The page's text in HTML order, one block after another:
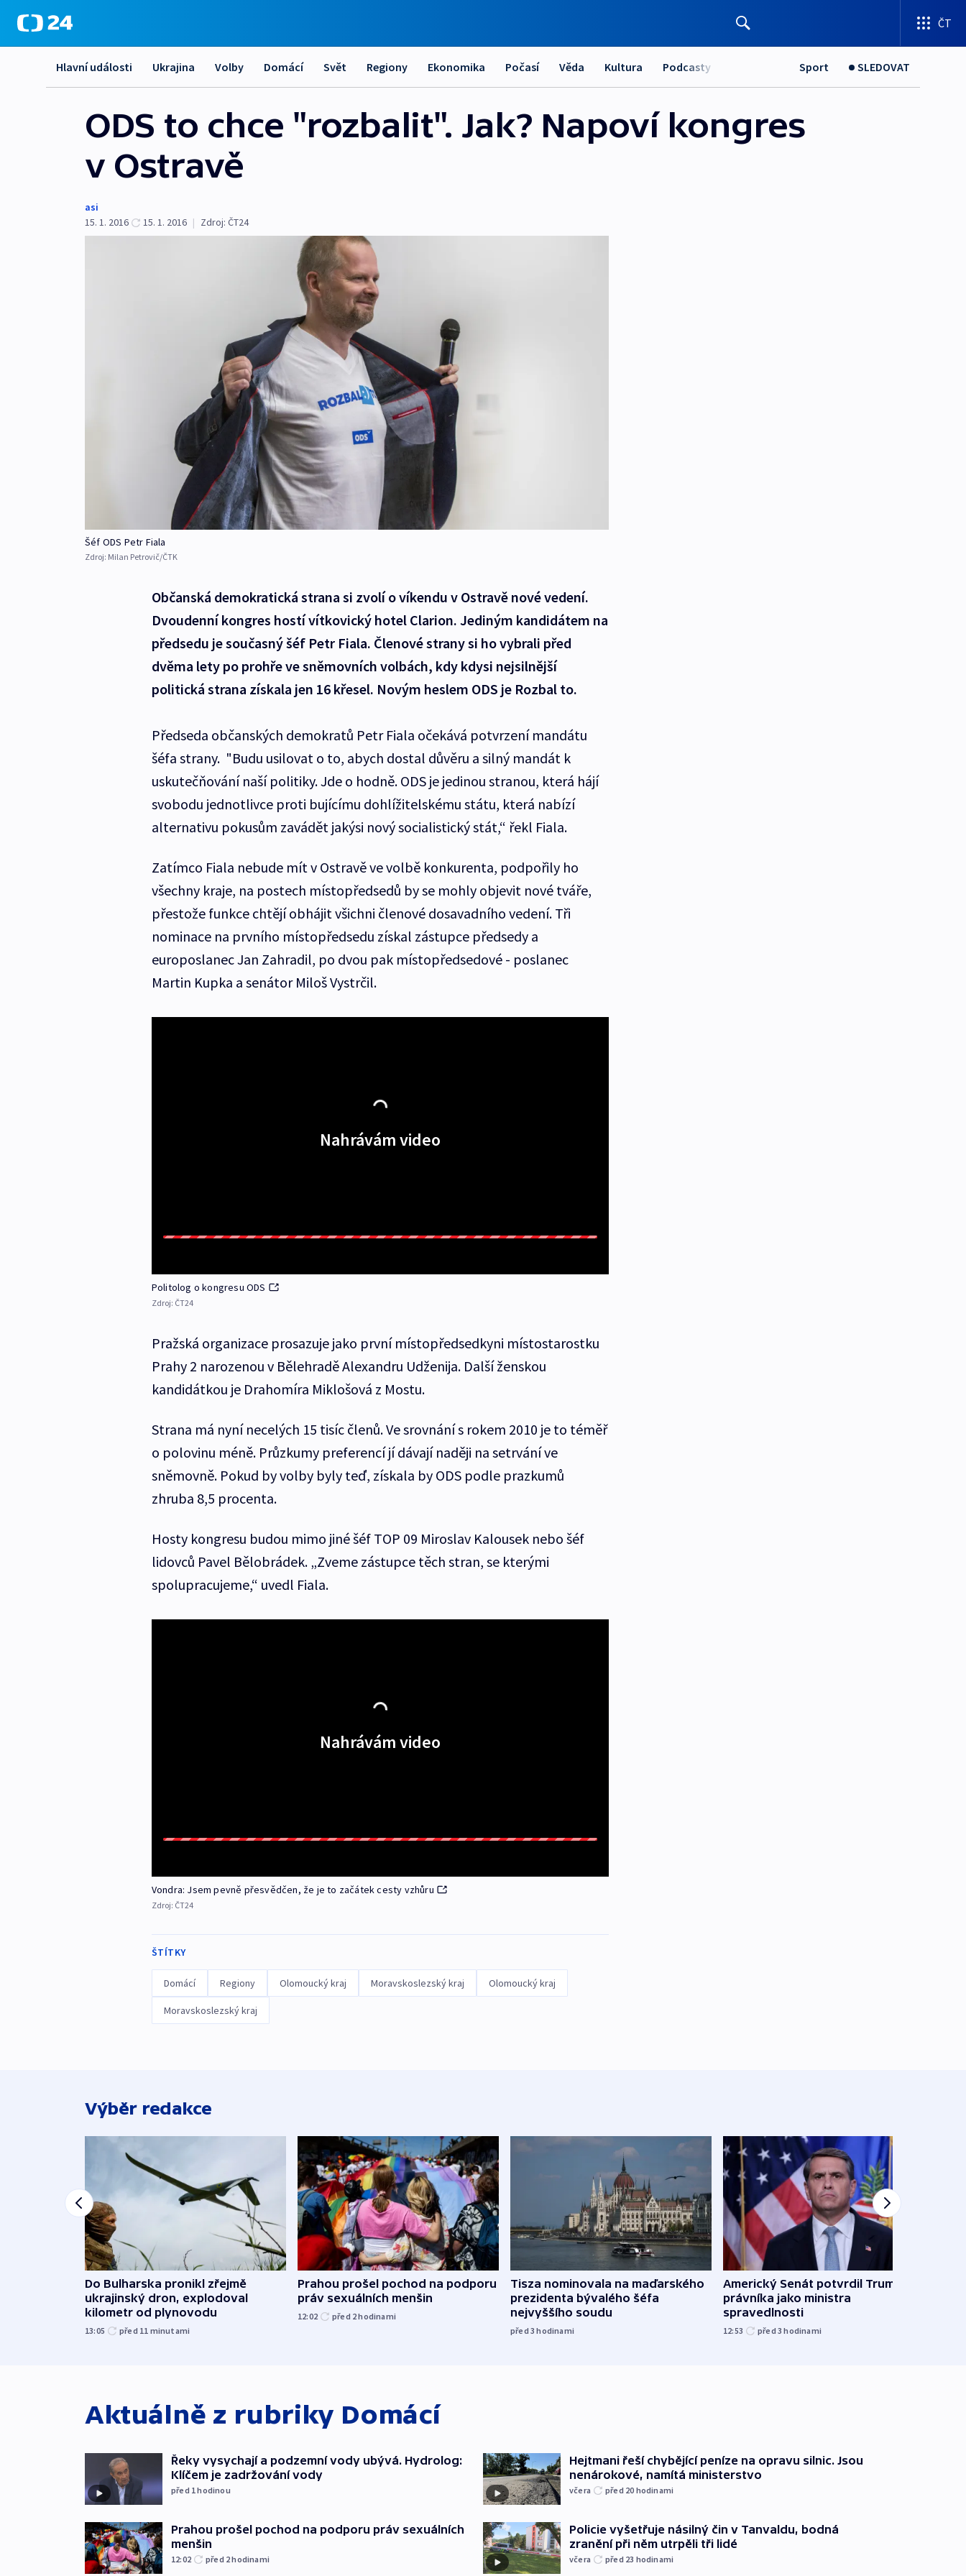
ČT
Hlavní události Ukrajina Volby Domácí Svět Regiony Ekonomika Počasí Věda Kultura Podcasty Sport SLEDOVAT
ODS to chce "rozbalit". Jak? Napoví kongres
v Ostravě
asi
15. 1. 2016
15. 1. 2016 | Zdroj: ČT24
Šéf ODS Petr Fiala
Zdroj: Milan Petrovič/ČTK
Občanská demokratická strana si zvolí o víkendu v Ostravě nové vedení.
Dvoudenní kongres hostí vítkovický hotel Clarion. Jediným kandidátem na
předsedu je současný šéf Petr Fiala. Členové strany si ho vybrali před
dvěma lety po prohře ve sněmovních volbách, kdy kdysi nejsilnější
politická strana získala jen 16 křesel. Novým heslem ODS je Rozbal to.
Předseda občanských demokratů Petr Fiala očekává potvrzení mandátu
šéfa strany. "Budu usilovat o to, abych dostal důvěru a silný mandát k
uskutečňování naší politiky. Jde o hodně. ODS je jedinou stranou, která hájí
svobodu jednotlivce proti bujícímu dohlížitelskému státu, která nabízí
alternativu pokusům zavádět jakýsi nový socialistický stát,“ řekl Fiala.
Zatímco Fiala nebude mít v Ostravě ve volbě konkurenta, podpořily ho
všechny kraje, na postech místopředsedů by se mohly objevit nové tváře,
přestože funkce chtějí obhájit všichni členové dosavadního vedení. Tři
nominace na prvního místopředsedu získal zástupce předsedy a
europoslanec Jan Zahradil, po dvou pak místopředsedové - poslanec
Martin Kupka a senátor Miloš Vystrčil.
Nahrávám video
Politolog o kongresu ODS
Zdroj: ČT24
Pražská organizace prosazuje jako první místopředsedkyni místostarostku
Prahy 2 narozenou v Bělehradě Alexandru Udženija. Další ženskou
kandidátkou je Drahomíra Miklošová z Mostu.
Strana má nyní necelých 15 tisíc členů. Ve srovnání s rokem 2010 je to téměř
o polovinu méně. Průzkumy preferencí jí dávají naději na setrvání ve
sněmovně. Pokud by volby byly teď, získala by ODS podle prazkumů
zhruba 8,5 procenta.
Hosty kongresu budou mimo jiné šéf TOP 09 Miroslav Kalousek nebo šéf
lidovců Pavel Bělobrádek. „Zveme zástupce těch stran, se kterými
spolupracujeme,“ uvedl Fiala.
Nahrávám video
Vondra: Jsem pevně přesvědčen, že je to začátek cesty vzhůru
Zdroj: ČT24
ŠTÍTKY
Domácí Regiony Olomoucký kraj Moravskoslezský kraj Olomoucký kraj
Moravskoslezský kraj
Výběr redakce
Do Bulharska pronikl zřejmě
ukrajinský dron, explodoval
kilometr od plynovodu
13:05 před 11 minutami
Prahou prošel pochod na podporu
práv sexuálních menšin
12:02 před 2hodinami
Tisza nominovala na maďarského
prezidenta bývalého šéfa
nejvyššího soudu
před 3hodinami
Americký Senát potvrdil Trumpova
právníka jako ministra
spravedlnosti
12:53 před 3hodinami
Aktuálně z rubriky Domácí
Řeky vysychají a podzemní vody ubývá. Hydrolog:
Klíčem je zadržování vody
před 1hodinou
Prahou prošel pochod na podporu práv sexuálních
menšin
12:02 před 2hodinami
Hejtmani řeší chybějící peníze na opravu silnic. Jsou
nenárokové, namítá ministerstvo
včera před 20 hodinami
Policie vyšetřuje násilný čin v Tanvaldu, bodná
zranění při něm utrpěli tři lidé
včera před 23 hodinami